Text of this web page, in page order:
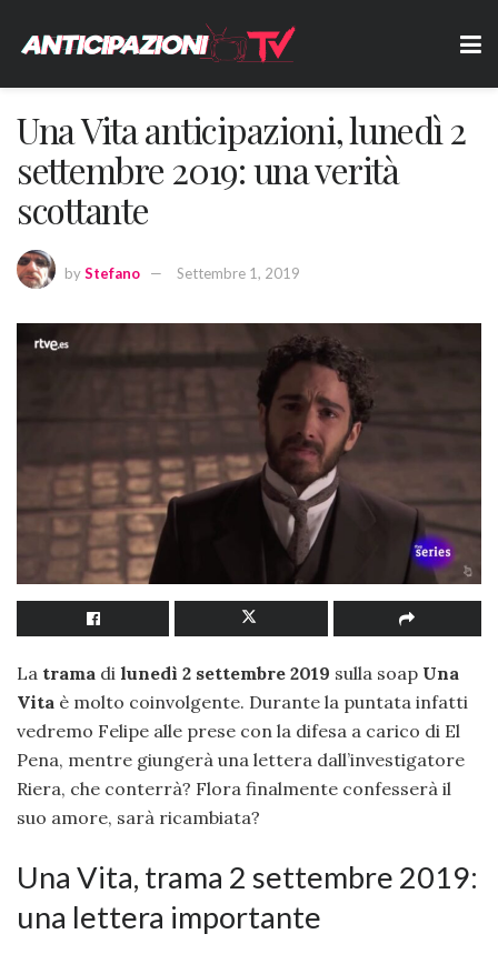
Una Vita anticipazioni, lunedì 2
settembre 2019: una verità
scottante
byStefano Settembre 1, 2019
La trama di lunedì 2 settembre 2019 sulla soap Una
Vita è molto coinvolgente. Durante la puntata infatti
vedremo Felipe alle prese con la difesa a carico di El
Pena, mentre giungerà una lettera dall’investigatore
Riera, che conterrà? Flora finalmente confesserà il
suo amore, sarà ricambiata?
Una Vita, trama 2 settembre 2019:
una lettera importante